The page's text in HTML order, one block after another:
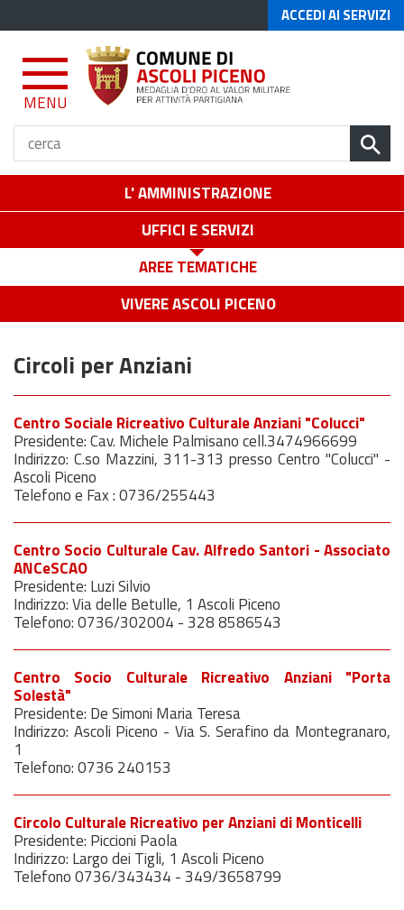
ACCEDI AI SERVIZI
MENU
L' AMMINISTRAZIONE
UFFICI E SERVIZI
AREE TEMATICHE
VIVERE ASCOLI PICENO
Circoli per Anziani
Centro Sociale Ricreativo Culturale Anziani "Colucci"
Presidente: Cav. Michele Palmisano cell.3474966699
Indirizzo: C.so Mazzini, 311-313 presso Centro "Colucci" -
Ascoli Piceno
Telefono e Fax : 0736/255443
Centro Socio Culturale Cav. Alfredo Santori - Associato
ANCeSCAO
Presidente: Luzi Silvio
Indirizzo: Via delle Betulle, 1 Ascoli Piceno
Telefono: 0736/302004 - 328 8586543
Centro Socio Culturale Ricreativo Anziani "Porta
Solestà"
Presidente: De Simoni Maria Teresa
Indirizzo: Ascoli Piceno - Via S. Serafino da Montegranaro,
1
Telefono: 0736 240153
Circolo Culturale Ricreativo per Anziani di Monticelli
Presidente: Piccioni Paola
Indirizzo: Largo dei Tigli, 1 Ascoli Piceno
Telefono 0736/343434 - 349/3658799